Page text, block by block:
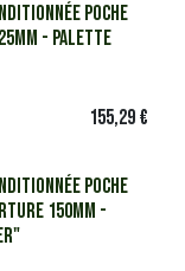
poche
- Palette
155,29€
poche
150mm -